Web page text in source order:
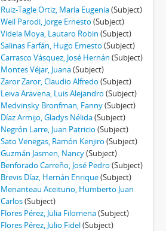
Ruiz-Tagle Ortiz, María Eugenia(Subject)
Weil Parodi, Jorge Ernesto (Subject)
Videla Moya, Lautaro Robin (Subject)
Salinas Farfán, Hugo Ernesto (Subject)
Carrasco Vásquez, José Hernán (Subject)
Montes Véjar, Juana(Subject)
Zaror Zaror, Claudio Alfredo (Subject)
Leiva Aravena, Luis Alejandro (Subject)
Medvinsky Bronfman, Fanny(Subject)
Díaz Armijo, Gladys Nélida(Subject)
Negrón Larre, Juan Patricio (Subject)
Sato Venegas, Ramón Kenjiro (Subject)
Guzmán Jasmen, Nancy(Subject)
Benforado Carreño, José Pedro (Subject)
Brevis Díaz, Hernán Enrique(Subject)
Menanteau Aceituno, Humberto Juan
Carlos(Subject)
Flores Pérez, Julia Filomena(Subject)
Flores Pérez, Julio Fidel(Subject)